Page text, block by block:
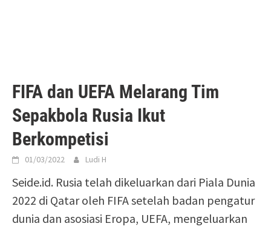
FIFA dan UEFA Melarang Tim
Sepakbola Rusia Ikut
Berkompetisi
01/03/2022 Ludi H
Seide.id. Rusia telah dikeluarkan dari Piala Dunia
2022 di Qatar oleh FIFA setelah badan pengatur
dunia dan asosiasi Eropa, UEFA, mengeluarkan